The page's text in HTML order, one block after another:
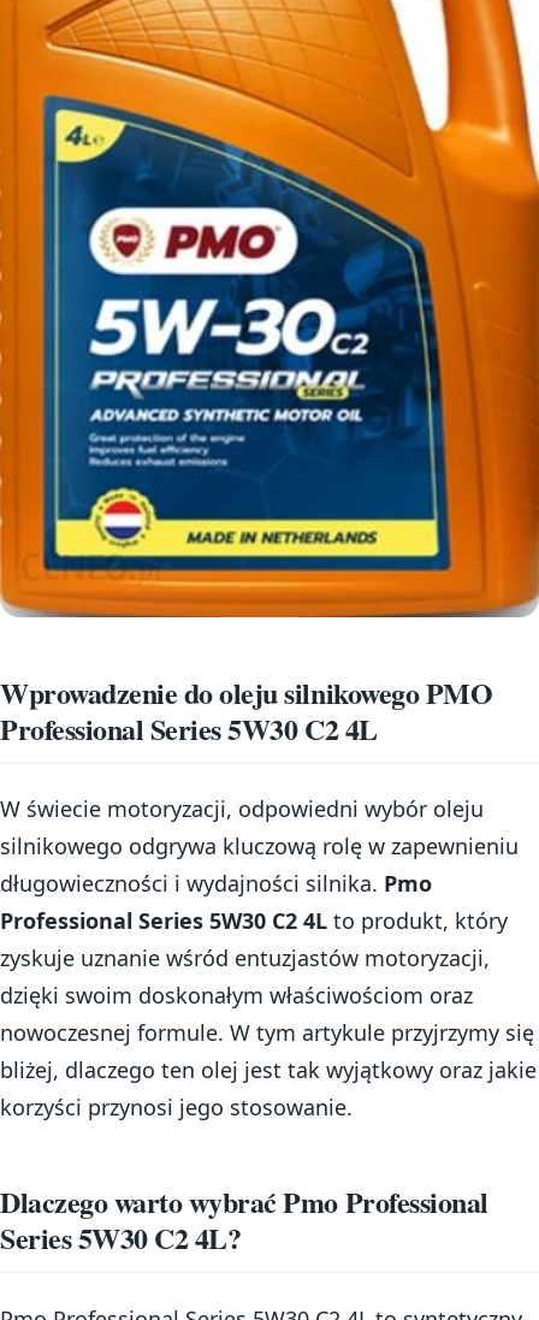
Wprowadzenie do oleju silnikowego PMO
Professional Series 5W30 C2 4L
W świecie motoryzacji, odpowiedni wybór oleju
silnikowego odgrywa kluczową rolę w zapewnieniu
długowieczności i wydajności silnika. Pmo
Professional Series 5W30 C2 4L to produkt, który
zyskuje uznanie wśród entuzjastów motoryzacji,
dzięki swoim doskonałym właściwościom oraz
nowoczesnej formule. W tym artykule przyjrzymy się
bliżej, dlaczego ten olej jest tak wyjątkowy oraz jakie
korzyści przynosi jego stosowanie.
Dlaczego warto wybrać Pmo Professional
Series 5W30 C2 4L?